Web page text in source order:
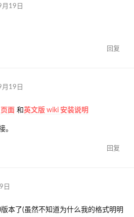
19日
回复
19日
面 和英文版 wiki 安装说明
。
回复
日
本了(虽然不知道为什么我的格式明明